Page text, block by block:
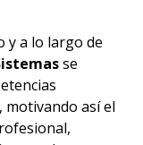
y a lo largo de
se
motivando así el